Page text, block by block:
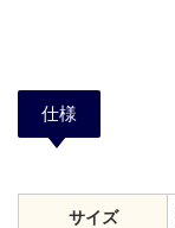
仕様
サイズ